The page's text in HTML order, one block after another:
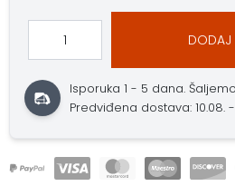
DODAJ
Isporuka 1 - 5 dana.
Predviđena dostava: 10.08. -